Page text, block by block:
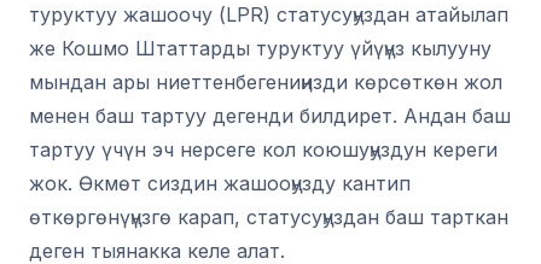
туруктуу жашоочу (LPR) статусуңуздан атайылап
же Кошмо Штаттарды туруктуу үйүңүз кылууну
мындан ары ниеттенбегениңизди көрсөткөн жол
менен баш тартуу дегенди билдирет. Андан баш
тартуу үчүн эч нерсеге кол коюшуңуздун кереги
жок. Өкмөт сиздин жашооңузду кантип
өткөргөнүңүзгө карап, статусуңуздан баш тарткан
деген тыянакка келе алат.